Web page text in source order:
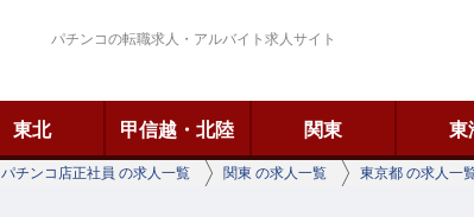
パチンコの転職求人・アルバイト求人サイト
東北 甲信越・北陸 関東 東
パチンコ店正社員 の求人一覧 関東 の求人一覧 東京都 の求人一